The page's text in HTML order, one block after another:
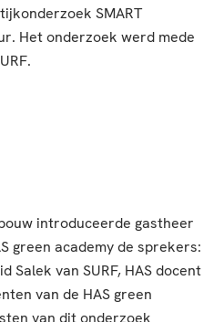
SMART
Het onderzoek werd mede
introduceerde gastheer
green academy de sprekers:
Salek van SURF, HAS docent
van de HAS green
van dit onderzoek